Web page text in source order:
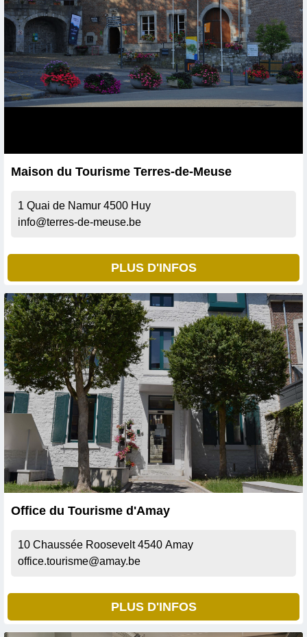
Maison du Tourisme Terres-de-Meuse
1 Quai de Namur 4500 Huy
info@terres-de-meuse.be
PLUS D'INFOS
Office du Tourisme d'Amay
10 Chaussée Roosevelt 4540 Amay
office.tourisme@amay.be
PLUS D'INFOS